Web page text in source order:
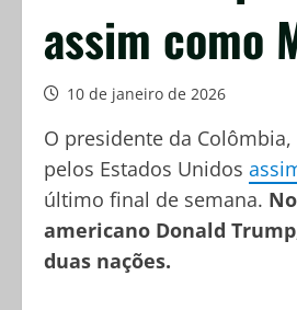
assim como
10 de janeiro de 2026
O presidente da
pelos Estados Unidos
último final de semana.
americano Donald
duas nações.